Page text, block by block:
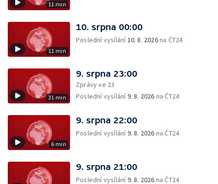
11 min
11 min
10. srpna 00:00
Poslední vysílání10. 8. 2026na ČT24
31 min
9. srpna 23:00
Zprávy ve 23
Poslední vysílání9. 8. 2026 na ČT24
6 min
9. srpna 22:00
Poslední vysílání9. 8. 2026 na ČT24
9. srpna 21:00
Poslední vysílání9. 8. 2026 na ČT24